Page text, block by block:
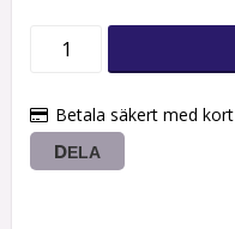
Betala säkert med kort
DELA